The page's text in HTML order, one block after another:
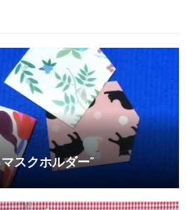
スクホルダー”